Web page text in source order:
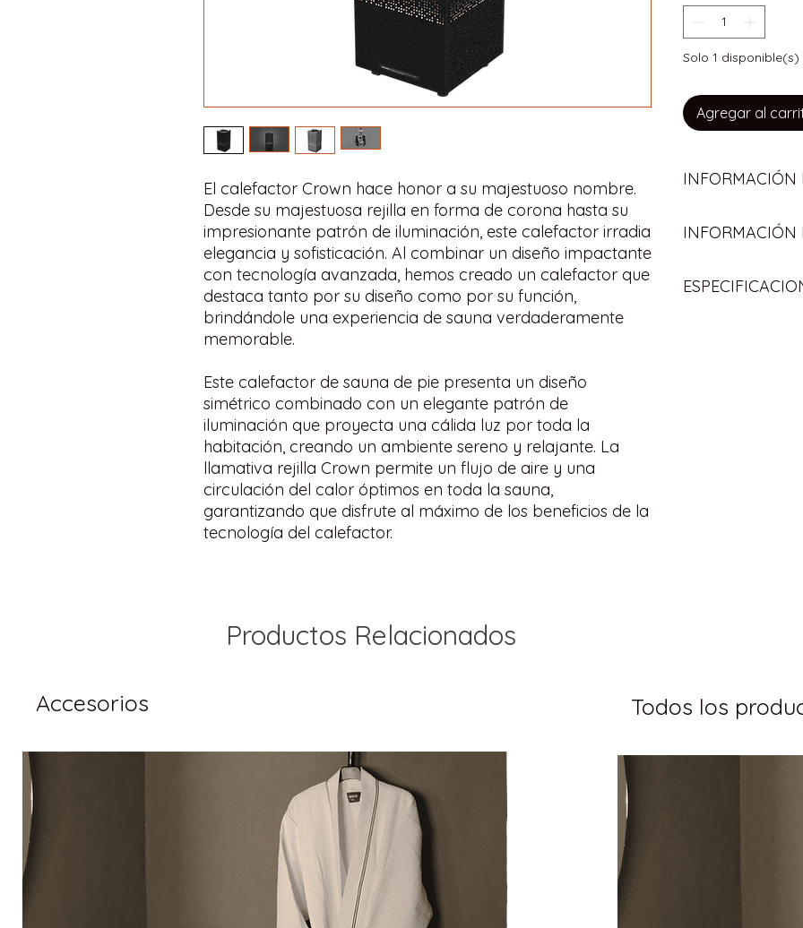
El calefactor Crown hace honor a su majestuoso nombre.
Desde su majestuosa rejilla en forma de corona hasta su
impresionante patrón de iluminación, este calefactor irradia
elegancia y sofisticación. Al combinar un diseño impactante
con tecnología avanzada, hemos creado un calefactor que
destaca tanto por su diseño como por su función,
brindándole una experiencia de sauna verdaderamente
memorable.
Este calefactor de sauna de pie presenta un diseño
simétrico combinado con un elegante patrón de
iluminación que proyecta una cálida luz por toda la
habitación, creando un ambiente sereno y relajante. La
llamativa rejilla Crown permite un flujo de aire y una
circulación del calor óptimos en toda la sauna,
garantizando que disfrute al máximo de los beneficios de la
tecnología del calefactor.
Solo 1 disponible(s)
Agregar al
INFORMACIÓN
sauna. La unidad
contra un cristal.
INFORMACIÓN
NOTA:Todos los
Productos Relacionados
Accesorios Todos los